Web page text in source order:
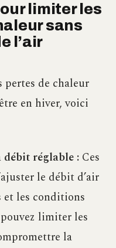
limiter les
sans
l’air
pertes de chaleur
en hiver, voici
débit réglable :Ces
le débit d’air
et les conditions
limiter les
la